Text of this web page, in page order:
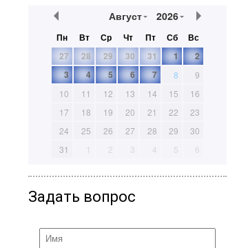
Август 2026
Пн Вт Ср Чт Пт Сб
Вс
27
28 29 30 31 1
2
3
4 5 6 7 8
9
10
11 12 13 14 15
16
17
18 19 20 21 22
23
24
25 26 27 28 29
30
31
1 2 3 4 5 6
Задать вопрос